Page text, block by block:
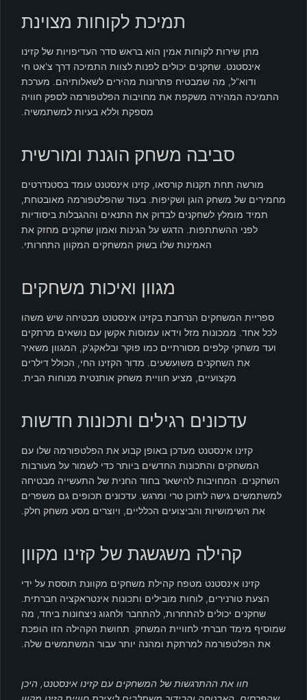
תמיכת לקוחות מצוינת
מתן שירות לקוחות אמין הוא בראש סדר העדיפויות של קזינו
אינסטנט. שחקנים יכולים לפנות לצוות התמיכה דרך צ'אט חי
ודוא"ל, מה שמבטיח פתרונות מהירים לשאלותיהם. מערכת
התמיכה המהירה משקפת את מחויבות הפלטפורמה לספק חוויה
מספקת וללא בעיות למשתמשיה.
סביבה משחק הוגנת ומורשית
מורשה תחת תקנות קורסאו, קזינו אינסטנט עומד בסטנדרטים
מחמירים של משחק הוגן ושקיפות. בעוד שהפלטפורמה מאובטחת,
תמיד מומלץ לשחקנים לבדוק את התנאים וההגבלות ביסודיות
לפני ההשתתפות. הדגש על הגינות ואמון שחקנים מחזק את
האמינות שלו בשוק המשחקים המקוון התחרותי.
מגוון ואיכות משחקים
ספריית המשחקים הנרחבת בקזינו אינסטנט מבטיחה שיש משהו
לכל אחד. ממכונות מזל וידאו עמוסות אקשן עם נושאים מרתקים
ועד משחקי קלפים מסורתיים כמו פוקר ובלאקג'ק, המגוון משאיר
את השחקנים משועשעים. מדור הקזינו החי, הכולל דילרים
מקצועיים, מציע חוויית משחק אותנטית מנוחות הבית.
עדכונים רגילים ותכונות חדשות
קזינו אינסטנט מעדכן באופן קבוע את הפלטפורמה שלו עם
המשחקים והתכונות החדשים ביותר כדי לשמור על מעורבות
השחקנים. המחויבות להישאר בחוד החנית של התעשייה מבטיחה
למשתמשים גישה לתוכן טרי ומרגש. עדכונים תכופים גם משפרים
את השימושיות והביצועים הכלליים, ויוצרים מסע משחק חלק.
קהילה משגשגת של קזינו מקוון
קזינו אינסטנט מטפח קהילת משחקים מקוונת תוססת על ידי
הצעת טורנירים, לוחות מובילים ותכונות אינטראקציה חברתית.
שחקנים יכולים להתחרות, להתחבר ולחגוג ניצחונות ביחד, מה
שמוסיף מימד חברתי לחוויית המשחק. תחושת הקהילה הזו הופכת
את הפלטפורמה למרתקת ומהנה יותר עבור המשתמשים שלה.
חוו את ההתרגשות של המשחקים עם קזינו אינסטנט, היכן